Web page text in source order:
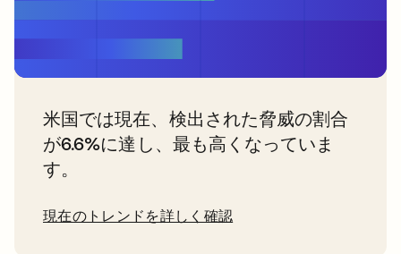
米国では現在、検出された脅威の割合
が6.6%に達し、最も高くなっていま
す。
現在のトレンドを詳しく確認